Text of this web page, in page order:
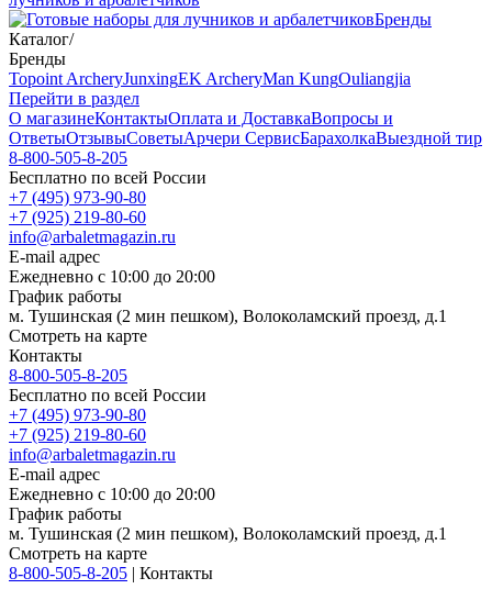
Бренды
Каталог/
Бренды
Topoint ArcheryJunxingEK ArcheryMan KungOuliangjia
Перейти в раздел
О магазинеКонтактыОплата и ДоставкаВопросы и
ОтветыОтзывыСоветыАрчери СервисБарахолкаВыездной тир
8-800-505-8-205
Бесплатно по всей России
+7 (495) 973-90-80
+7 (925) 219-80-60
info@arbaletmagazin.ru
E-mail адрес
Ежедневно с 10:00 до 20:00
График работы
м. Тушинская (2 мин пешком), Волоколамский проезд, д.1
Смотреть на карте
Контакты
8-800-505-8-205
Бесплатно по всей России
+7 (495) 973-90-80
+7 (925) 219-80-60
info@arbaletmagazin.ru
E-mail адрес
Ежедневно с 10:00 до 20:00
График работы
м. Тушинская (2 мин пешком), Волоколамский проезд, д.1
Смотреть на карте
8-800-505-8-205 | Контакты